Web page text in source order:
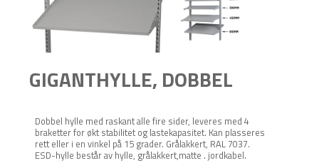
GIGANTHYLLE, DOBBEL
Dobbel hylle med raskant alle fire sider, leveres med 4
braketter for økt stabilitet og lastekapasitet. Kan plasseres
rett eller i en vinkel på 15 grader. Grålakkert, RAL 7037.
ESD-hylle består av hylle, grålakkert,matte . jordkabel.